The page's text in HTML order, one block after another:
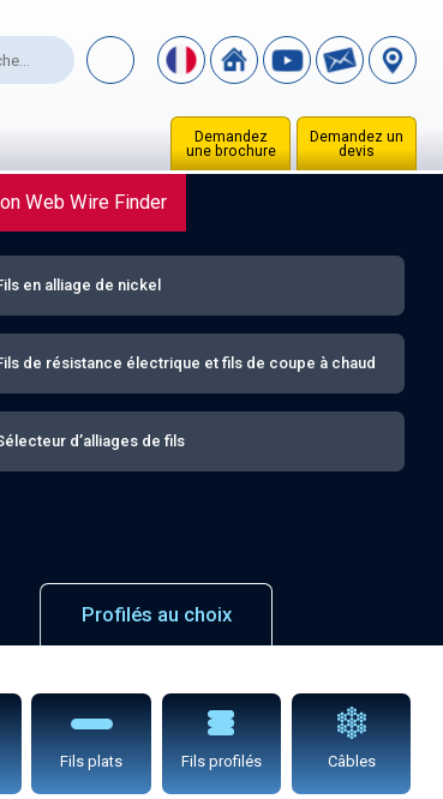
Demandez un
devis
Demandez
une brochure
Web Wire Finder
en alliage de nickel
de résistance électrique et fils de coupe à chaud
d’alliages de fils
Profilés au choix
Fils plats Fils profilés Câbles